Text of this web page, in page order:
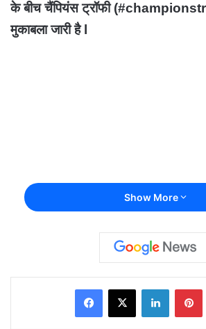
के बीच चैंपियंस ट्रॉफी
मुकाबला जारी है l
Show More